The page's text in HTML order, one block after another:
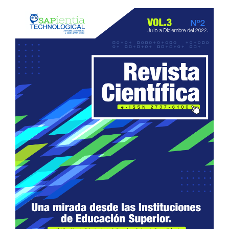
Barra
lateral
del
artículo